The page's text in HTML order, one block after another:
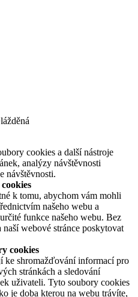
cookies a další nástroje
analýzy návštěvnosti
návštěvnosti.
k tomu, abychom vám mohli
našeho webu a
funkce našeho webu. Bez
webové stránce poskytovat
cookies
ke shromažďování informací pro
stránkách a sledování
uživateli. Tyto soubory cookies
je doba kterou na webu trávíte,